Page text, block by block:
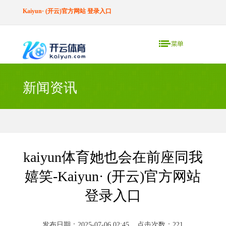
Kaiyun· (开云)官方网站 登录入口
新闻资讯
kaiyun体育她也会在前座同我
嬉笑-Kaiyun· (开云)官方网站
登录入口